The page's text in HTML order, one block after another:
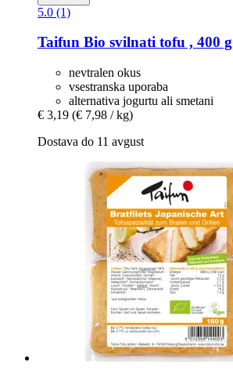
5.0 (1)
Taifun Bio svilnati tofu , 400 g
nevtralen okus
vsestranska uporaba
alternativa jogurtu ali smetani
€ 3,19 (€ 7,98 / kg)
Dostava do 11 avgust